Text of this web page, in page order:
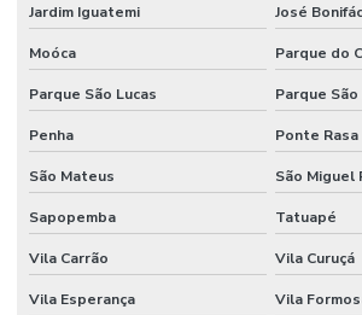
Fornecedor De Etiquetas Adesivas Sul
Fornecedor De Etiquetas Com Cola Hotmelt
Fornecedor De Etiquetas No Rio Grande Do Sul
Fornecedor De Etiquetas Térmicas Adesivas
Fornecedor De Ribbon Cera No Paraná
Fornecedor De Ribbon Misto Minas Gerais
Fornecedor De Ribbon Resina No Sul
Jardim Iguatemi José
Moóca Parque do
Parque São Lucas Parque
Penha Ponte Rasa
São Mateus São Miguel
Sapopemba Tatuapé
Vila Carrão Vila Curuçá
Vila Esperança Vila